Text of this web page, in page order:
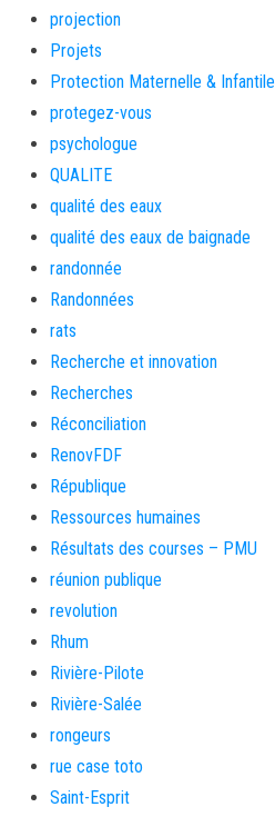
projection
Projets
Protection Maternelle & Infantile
protegez-vous
psychologue
QUALITE
qualité des eaux
qualité des eaux de baignade
randonnée
Randonnées
rats
Recherche et innovation
Recherches
Réconciliation
RenovFDF
République
Ressources humaines
Résultats des courses – PMU
réunion publique
revolution
Rhum
Rivière-Pilote
Rivière-Salée
rongeurs
rue case toto
Saint-Esprit